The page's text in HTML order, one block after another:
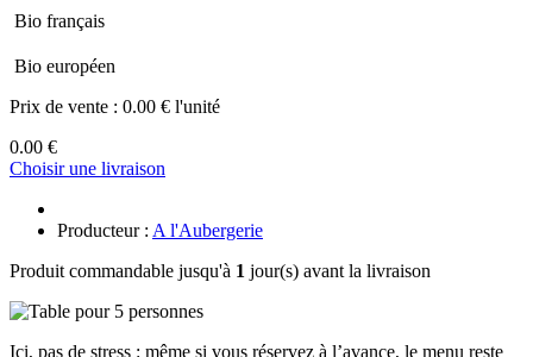
Bio français
Bio européen
Prix de vente : 0.00 € l'unité
0.00 €
Choisir une livraison
Producteur : A l'Aubergerie
Produit commandable jusqu'à 1 jour(s) avant la livraison
Ici, pas de stress : même si vous réservez à l’avance, le menu reste